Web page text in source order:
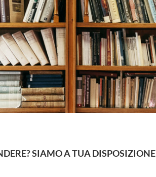
SIAMO A TUA DISPOSIZIONE